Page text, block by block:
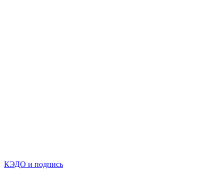
КЭДО и подпись